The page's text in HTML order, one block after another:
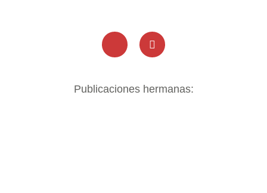
Publicaciones hermanas: